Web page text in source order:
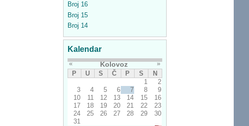
Broj 16
Broj 15
Broj 14
Kalendar
« Kolovoz
»
P
U S Č P S
N
1
2
3
4 5 6 7 8
9
10
11 12 13 14 15
16
17
18 19 20 21 22
23
24
25 26 27 28 29
30
31